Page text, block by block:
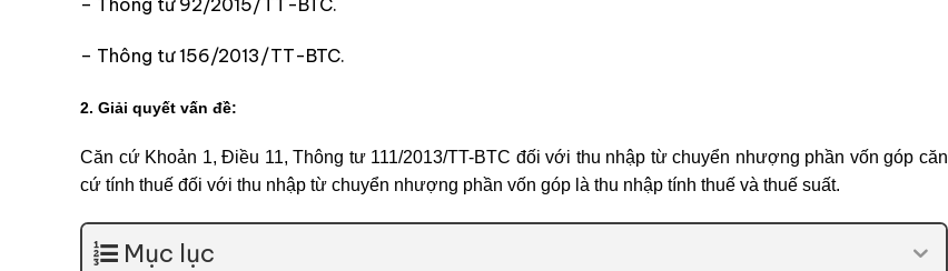
– Thông tư 156/2013/TT-BTC.
2. Giải quyết vấn đề:
Căn cứ Khoản 1, Điều 11, Thông tư 111/2013/TT-BTC đối với thu nhập từ chuyển nhượng phần vốn góp căn
cứ tính thuế đối với thu nhập từ chuyển nhượng phần vốn góp là thu nhập tính thuế và thuế suất.
Mục lục